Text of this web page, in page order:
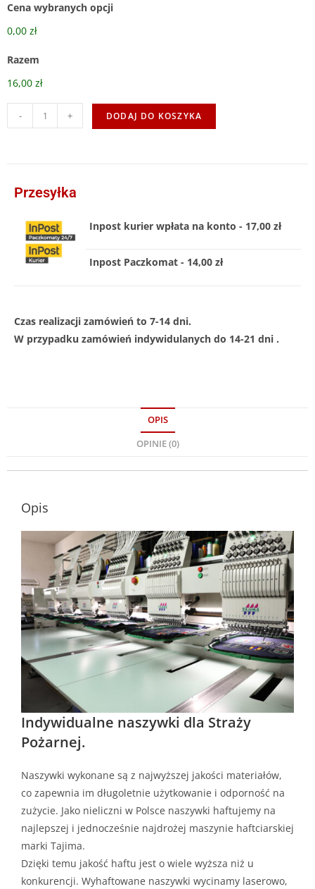
Cena wybranych opcji
0,00 zł
Razem
16,00 zł
- + DODAJ DO KOSZYKA
Przesyłka
Inpost kurier wpłata na konto - 17,00 zł
Inpost Paczkomat - 14,00 zł
Czas realizacji zamówień to 7-14 dni.
W przypadku zamówień indywidulanych do 14-21 dni .
OPIS
OPINIE (0)
Opis
Indywidualne naszywki dla Straży
Pożarnej.
Naszywki wykonane są z najwyższej jakości materiałów,
co zapewnia im długoletnie użytkowanie i odporność na
zużycie. Jako nieliczni w Polsce naszywki haftujemy na
najlepszej i jednocześnie najdrożej maszynie haftciarskiej
marki Tajima.
Dzięki temu jakość haftu jest o wiele wyższa niż u
konkurencji. Wyhaftowane naszywki wycinamy laserowo,